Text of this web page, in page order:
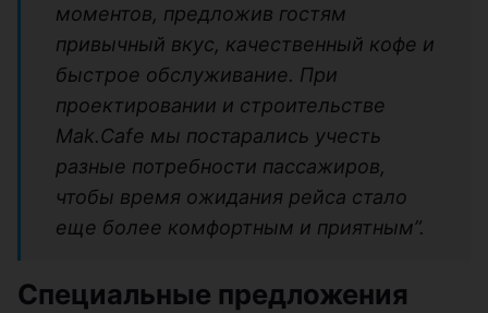
моментов, предложив гостям
привычный вкус, качественный кофе и
быстрое обслуживание. При
проектировании и строительстве
Mak.Cafe мы постарались учесть
разные потребности пассажиров,
чтобы время ожидания рейса стало
еще более комфортным и приятным”.
Специальные предложения